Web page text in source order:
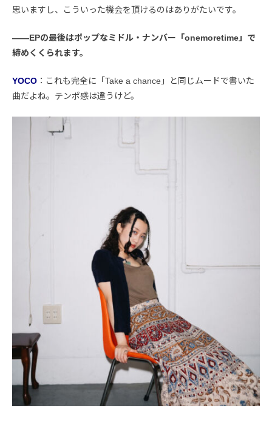
思いますし、こういった機会を頂けるのはありがたいです。
――EPの最後はポップなミドル・ナンバー「onemoretime」で
締めくくられます。
YOCO ：これも完全に「Take a chance」と同じムードで書いた
曲だよね。テンポ感は違うけど。